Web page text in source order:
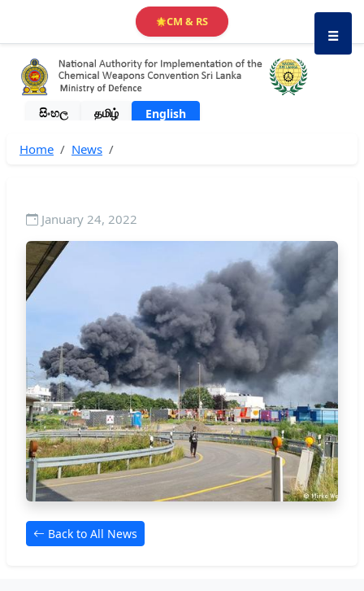
සිංහල தமிழ் English
☰
🌟CM & RS
Home News
January 24, 2022
Back to All News